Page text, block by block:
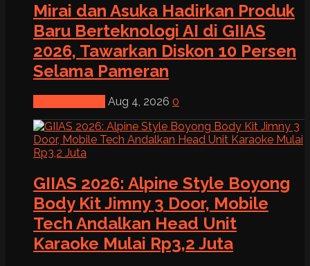
Mirai dan Asuka Hadirkan Produk
Baru Berteknologi AI di GIIAS
2026, Tawarkan Diskon 10 Persen
Selama Pameran
Aug 4, 2026 0
GIIAS 2026: Alpine Style Boyong
Body Kit Jimny 3 Door, Mobile
Tech Andalkan Head Unit
Karaoke Mulai Rp3,2 Juta